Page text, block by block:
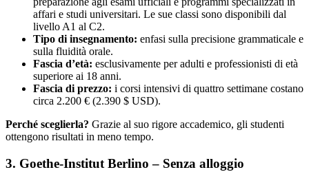
affari e studi universitari. Le sue classi sono disponibili dal
livello A1 al C2.
Tipo di insegnamento: enfasi sulla precisione grammaticale e
sulla fluidità orale.
Fascia d’età: esclusivamente per adulti e professionisti di età
superiore ai 18 anni.
Fascia di prezzo: i corsi intensivi di quattro settimane costano
circa 2.200 € (2.390 $ USD).
Perché sceglierla? Grazie al suo rigore accademico, gli studenti
ottengono risultati in meno tempo.
3. Goethe-Institut Berlino – Senza alloggio